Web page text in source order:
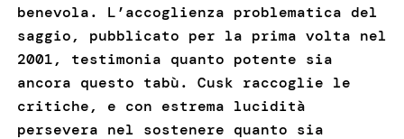
benevola. L’accoglienza problematica del
saggio, pubblicato per la prima volta nel
2001, testimonia quanto potente sia
ancora questo tabù. Cusk raccoglie le
critiche, e con estrema lucidità
persevera nel sostenere quanto sia